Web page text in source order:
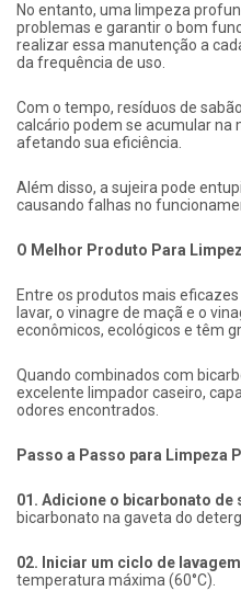
No entanto, uma limpeza
problemas e garantir o bom
realizar essa manutenção a
da frequência de uso.
Com o tempo, resíduos de
calcário podem se acumular na
afetando sua eficiência.
Além disso, a sujeira pode
causando falhas no
O Melhor Produto Para
Entre os produtos mais
lavar, o vinagre de maçã e o
econômicos, ecológicos e têm
Quando combinados com
excelente limpador caseiro,
odores encontrados.
Passo a Passo para Limpeza
01. Adicione o bicarbonato de
bicarbonato na gaveta do
02. Iniciar um ciclo de
temperatura máxima (60°C).